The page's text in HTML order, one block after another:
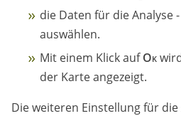
die Daten für die Analyse
auswählen.
Mit einem Klick aufOk
der Karte angezeigt.
Die weiteren Einstellung für